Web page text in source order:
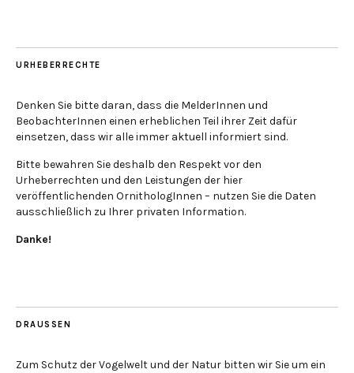
URHEBERRECHTE
Denken Sie bitte daran, dass die MelderInnen und
BeobachterInnen einen erheblichen Teil ihrer Zeit dafür
einsetzen, dass wir alle immer aktuell informiert sind.
Bitte bewahren Sie deshalb den Respekt vor den
Urheberrechten und den Leistungen der hier
veröffentlichenden OrnithologInnen – nutzen Sie die Daten
ausschließlich zu Ihrer privaten Information.
Danke!
DRAUSSEN
Zum Schutz der Vogelwelt und der Natur bitten wir Sie um ein